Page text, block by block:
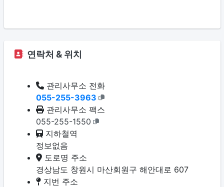
연락처 & 위치
관리사무소 전화
055-255-3963
관리사무소 팩스
055-255-1550
지하철역
정보없음
도로명 주소
경상남도 창원시 마산회원구 해안대로 607
지번 주소